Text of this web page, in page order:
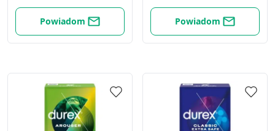
Powiadom Powiadom